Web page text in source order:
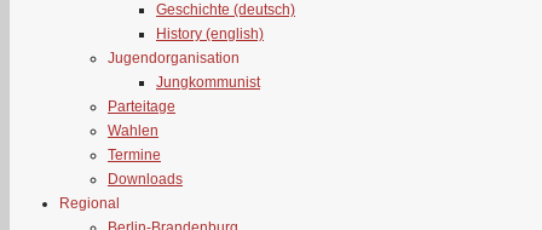
Geschichte (deutsch)
History (english)
Jugendorganisation
Jungkommunist
Parteitage
Wahlen
Termine
Downloads
Regional